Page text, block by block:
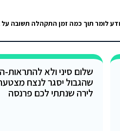
לומר תוך כמה זמן התקהלה תשובה על
שלום סיני ולא להתראות-
שהגבול יסגר לנצח
לירה שנתתי לכם פרנסה